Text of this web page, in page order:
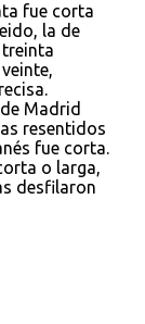
fue corta
la de
Madrid
resentidos
fue corta.
o larga,
desfilaron